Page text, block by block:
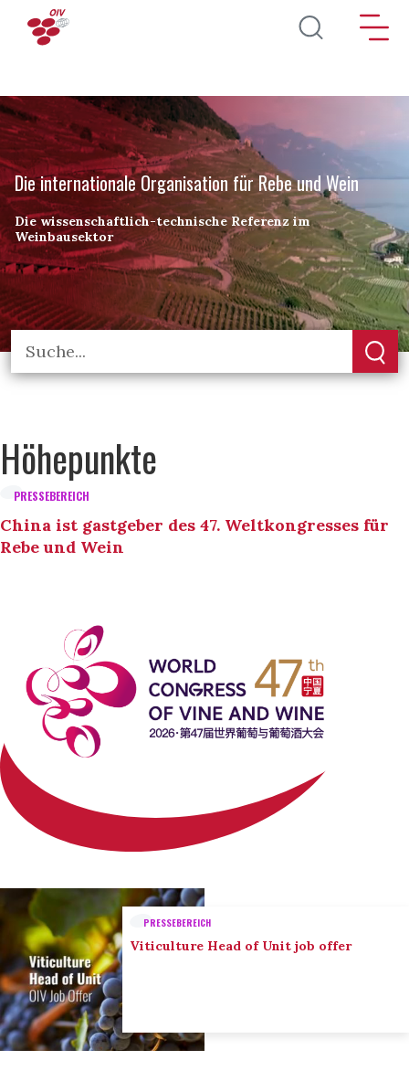
Direkt zum Inhalt
Die internationale Organisation für Rebe und Wein
Die wissenschaftlich-technische Referenz im
Weinbausektor
Höhepunkte
PRESSEBEREICH
China ist gastgeber des 47. Weltkongresses für
Rebe und Wein
PRESSEBEREICH
Viticulture Head of Unit job offer